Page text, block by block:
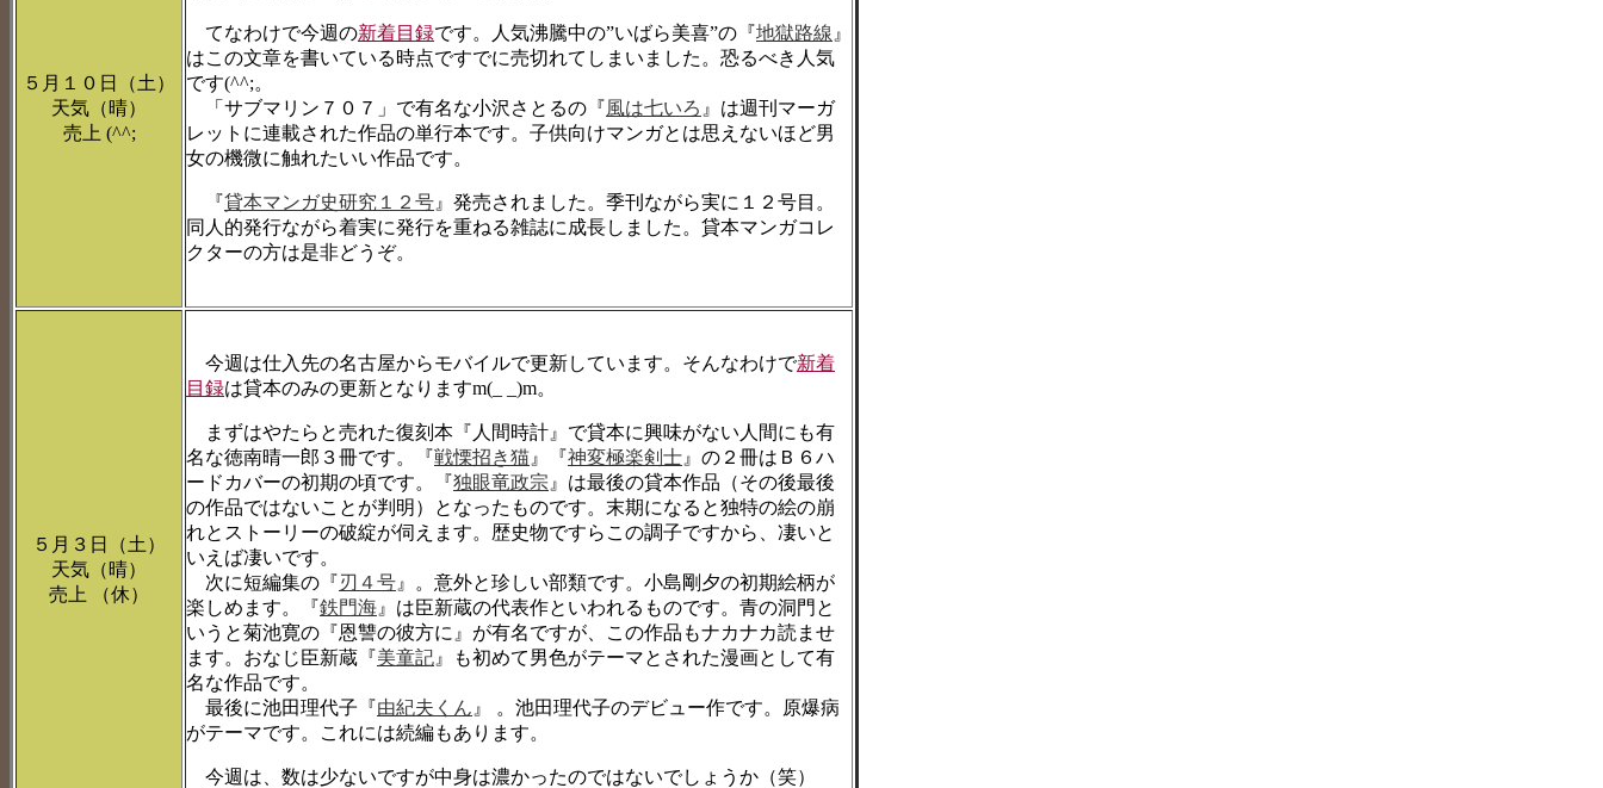
５月１０日（土）
天気（晴）
売上 (^^;
てなわけで今週の新着目録です。人気沸騰中の”いばら美喜”の『地獄路線 』
はこの文章を書いている時点ですでに売切れてしまいました。恐るべき人気
です(^^;。
「サブマリン７０７」で有名な小沢さとるの『風は七いろ 』は週刊マーガ
レットに連載された作品の単行本です。子供向けマンガとは思えないほど男
女の機微に触れたいい作品です。
『貸本マンガ史研究１２号 』発売されました。季刊ながら実に１２号目。
同人的発行ながら着実に発行を重ねる雑誌に成長しました。貸本マンガコレ
クターの方は是非どうぞ。
５月３日（土）
天気（晴）
売上 （休）
今週は仕入先の名古屋からモバイルで更新しています。そんなわけで新着
目録は貸本のみの更新となりますm(_ _)m。
まずはやたらと売れた復刻本『人間時計』で貸本に興味がない人間にも有
名な徳南晴一郎３冊です。『戦慄招き猫 』『神変極楽剣士 』の２冊はＢ６ハ
ードカバーの初期の頃です。『独眼竜政宗 』は最後の貸本作品（その後最後
の作品ではないことが判明）となったものです。末期になると独特の絵の崩
れとストーリーの破綻が伺えます。歴史物ですらこの調子ですから、凄いと
いえば凄いです。
次に短編集の『刃４号 』。意外と珍しい部類です。小島剛夕の初期絵柄が
楽しめます。『鉄門海 』は臣新蔵の代表作といわれるものです。青の洞門と
いうと菊池寛の『恩讐の彼方に』が有名ですが、この作品もナカナカ読ませ
ます。おなじ臣新蔵『美童記 』も初めて男色がテーマとされた漫画として有
名な作品です。
最後に池田理代子『由紀夫くん 』 。池田理代子のデビュー作です。原爆病
がテーマです。これには続編もあります。
今週は、数は少ないですが中身は濃かったのではないでしょうか（笑）